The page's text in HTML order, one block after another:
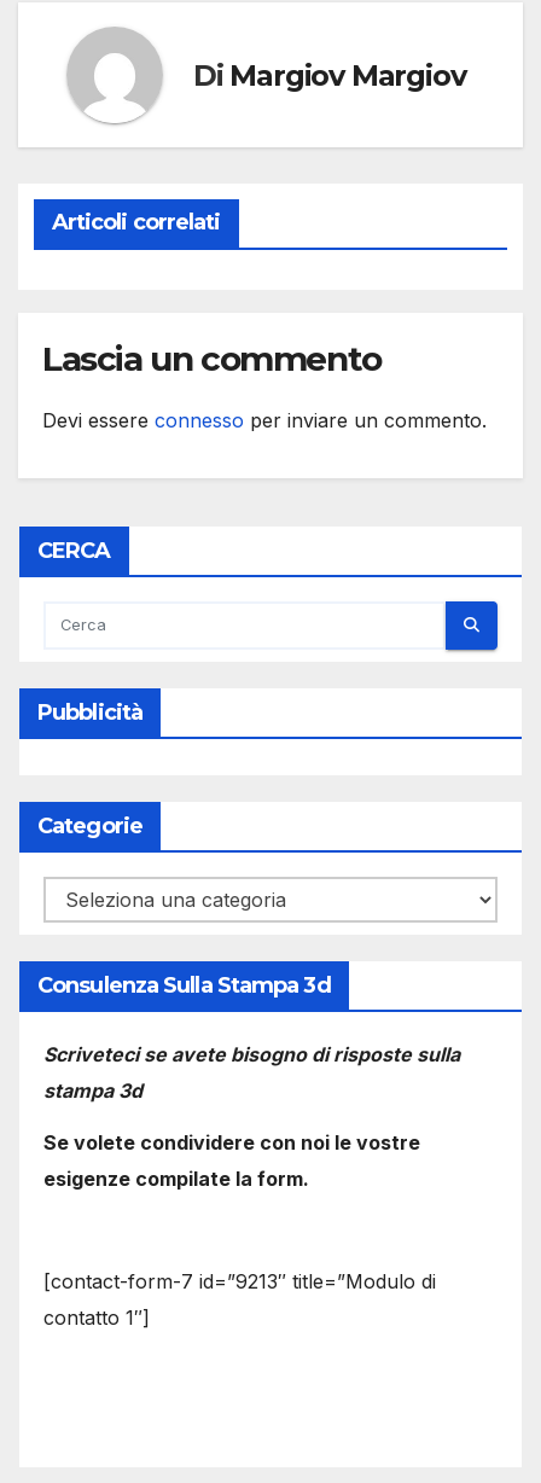
Di Margiov Margiov
Articoli correlati
Lascia un commento
Devi essere connesso per inviare un commento.
CERCA
Pubblicità
Categorie
Categorie
Consulenza Sulla Stampa 3d
Scriveteci se avete bisogno di risposte sulla
stampa 3d
Se volete condividere con noi le vostre
esigenze compilate la form.
[contact-form-7 id=”9213″ title=”Modulo di
contatto 1″]